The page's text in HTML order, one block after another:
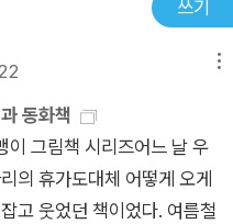
쓰기
동화책
이 그림책 시리즈어느 날 우
의 휴가도대체 어떻게 오게
고 웃었던 책이었다. 여름철